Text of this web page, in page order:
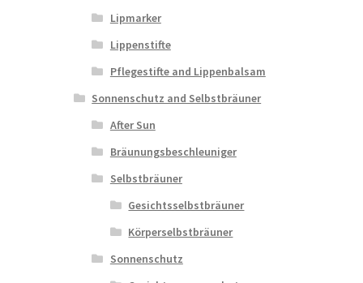
Lipmarker
Lippenstifte
Pflegestifte and Lippenbalsam
Sonnenschutz and Selbstbräuner
After Sun
Bräunungsbeschleuniger
Selbstbräuner
Gesichtsselbstbräuner
Körperselbstbräuner
Sonnenschutz